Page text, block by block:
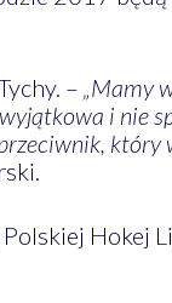
– „Mamy
i nie
który
Hokej